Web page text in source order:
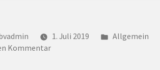
1. Juli 2019
Allgemein
Kommentarzu